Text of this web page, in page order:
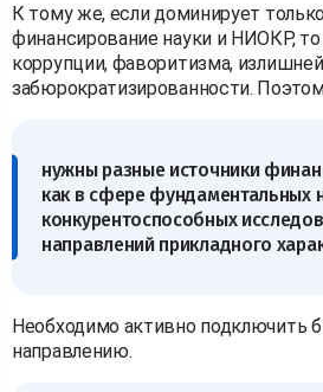
К тому же, если доминирует
финансирование науки и НИОКР,
коррупции, фаворитизма, излишней
забюрократизированности.
нужны разные источники
как в сфере фундаментальных
конкурентоспособных
направлений прикладного
Необходимо активно подключить
направлению.